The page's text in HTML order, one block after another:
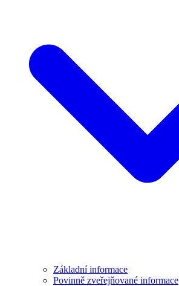
Základní informace
Povinně zveřejňované informace